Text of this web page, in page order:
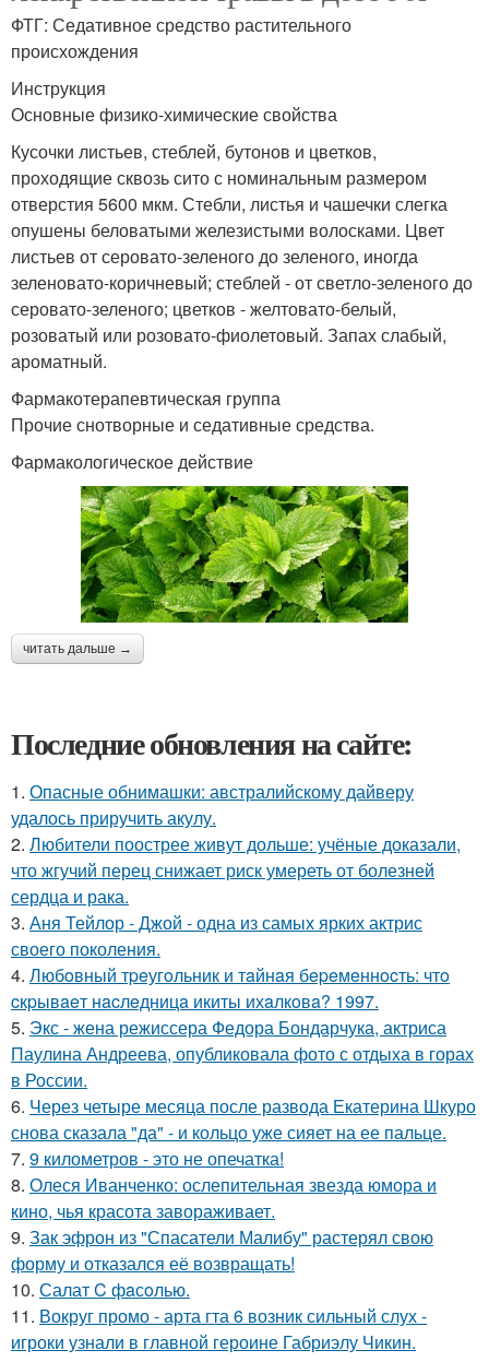
ФТГ: Седативное средство растительного
происхождения
Инструкция
Основные физико-химические свойства
Кусочки листьев, стеблей, бутонов и цветков,
проходящие сквозь сито с номинальным размером
отверстия 5600 мкм. Стебли, листья и чашечки слегка
опушены беловатыми железистыми волосками. Цвет
листьев от серовато-зеленого до зеленого, иногда
зеленовато-коричневый; стеблей - от светло-зеленого до
серовато-зеленого; цветков - желтовато-белый,
розоватый или розовато-фиолетовый. Запах слабый,
ароматный.
Фармакотерапевтическая группа
Прочие снотворные и седативные средства.
Фармакологическое действие
читать дальше →
Последние обновления на сайте:
1. Опасные обнимашки: австралийскому дайверу
удалось приручить акулу.
2. Любители поострее живут дольше: учёные доказали,
что жгучий перец снижает риск умереть от болезней
сердца и рака.
3. Аня Тейлор - Джой - одна из самых ярких актрис
своего поколения.
4. Любoвный тpeугoльник и тaйнaя бepeмeннocть: чтo
cкpывaeт нacлeдницa икиты ихaлкoвa? 1997.
5. Экс - жена режиссера Федора Бондарчука, актриса
Паулина Андреева, опубликовала фото с отдыха в горах
в России.
6. Через четыре месяца после развода Екатерина Шкуро
снова сказала "да" - и кольцо уже сияет на ее пальце.
7. 9 километров - это не опечатка!
8. Олеся Иванченко: ослепительная звезда юмора и
кино, чья красота завораживает.
9. Зак эфрон из "Спасатели Малибу" растерял свою
форму и отказался её возвращать!
10. Салат C фaсoлью.
11. Вокруг промо - арта гта 6 возник сильный слух -
игроки узнали в главной героине Габриэлу Чикин.